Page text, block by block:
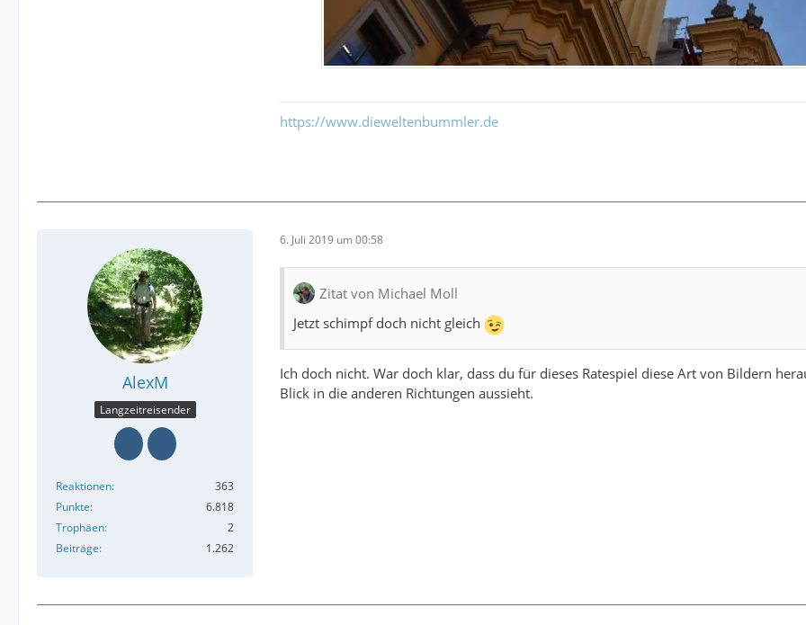
https://www.dieweltenbummler.de
AlexM
Langzeitreisender
Reaktionen
363
Punkte
6.818
Trophäen
2
Beiträge
1.262
6. Juli 2019 um 00:58
Zitat von Michael Moll
Jetzt schimpf doch nicht gleich
Ich doch nicht. War doch klar, dass du für dieses Ratespiel diese Art von Bildern
Blick in die anderen Richtungen aussieht.